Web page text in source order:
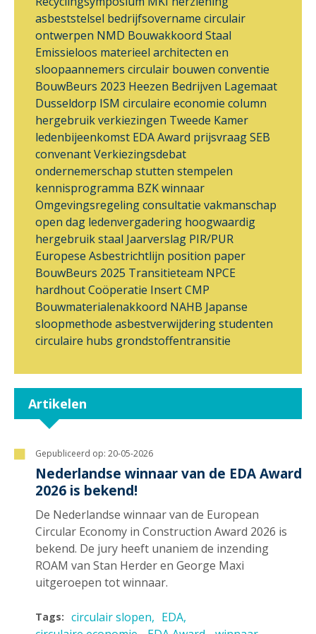
asbeststelsel bedrijfsovername circulair
ontwerpen NMD Bouwakkoord Staal
Emissieloos materieel architecten en
sloopaannemers circulair bouwen conventie
BouwBeurs 2023 Heezen Bedrijven Lagemaat
Dusseldorp ISM circulaire economie column
hergebruikverkiezingen Tweede Kamer
ledenbijeenkomst EDA Award prijsvraagSEB
convenantVerkiezingsdebat
ondernemerschap stutten stempelen
kennisprogramma BZKwinnaar
Omgevingsregelingconsultatie vakmanschap
open dag ledenvergadering hoogwaardig
hergebruikstaal Jaarverslag PIR/PUR
Europese Asbestrichtlijn position paper
BouwBeurs 2025 Transitieteam NPCE
hardhoutCoöperatie InsertCMP
Bouwmaterialenakkoord NAHB Japanse
sloopmethode asbestverwijderingstudenten
circulaire hubs grondstoffentransitie
Artikelen
Gepubliceerd op: 20-05-2026
Nederlandse winnaar van de EDA Award
2026 is bekend!
De Nederlandse winnaar van de European
Circular Economy in Construction Award 2026 is
bekend. De jury heeft unaniem de inzending
ROAM van Stan Herder en George Maxi
uitgeroepen tot winnaar.
Tags: circulair slopen
EDA